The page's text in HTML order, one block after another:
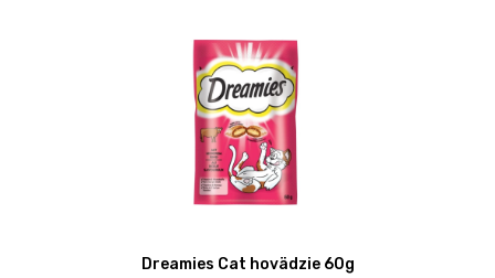
Dreamies Cat hovädzie 60g